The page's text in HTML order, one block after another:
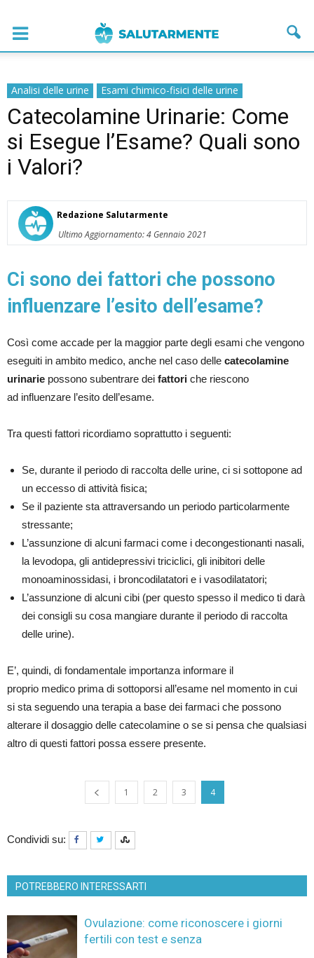
Analisi delle urine Esami chimico-fisici delle urine
Catecolamine Urinarie: Come
si Esegue l’Esame? Quali sono
i Valori?
Redazione Salutarmente
Ultimo Aggiornamento: 4 Gennaio 2021
Ci sono dei fattori che possono
influenzare l’esito dell’esame?
Così come accade per la maggior parte degli esami che vengono
eseguiti in ambito medico, anche nel caso delle catecolamine
urinarie possono subentrare dei fattori che riescono
ad influenzare l’esito dell’esame.
Tra questi fattori ricordiamo soprattutto i seguenti:
Se, durante il periodo di raccolta delle urine, ci si sottopone ad
un eccesso di attività fisica;
Se il paziente sta attraversando un periodo particolarmente
stressante;
L’assunzione di alcuni farmaci come i decongestionanti nasali,
la levodopa, gli antidepressivi triciclici, gli inibitori delle
monoaminossidasi, i broncodilatatori e i vasodilatatori;
L’assunzione di alcuni cibi (per questo spesso il medico ti darà
dei consigli su cosa mangiare durante il periodo di raccolta
delle urine).
E’, quindi, di fondamentale importanza informare il
proprio medico prima di sottoporsi all’esame nel momento in cui
si sta seguendo una terapia a base dei farmaci che possono
alterare il dosaggio delle catecolamine o se si pensa che qualsiasi
altro di questi fattori possa essere presente.
1 2 3 4
Condividi su:
POTREBBERO INTERESSARTI
Ovulazione: come riconoscere i giorni
fertili con test e senza